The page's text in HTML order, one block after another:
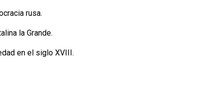
rusa.
la Grande.
en el siglo XVIII.